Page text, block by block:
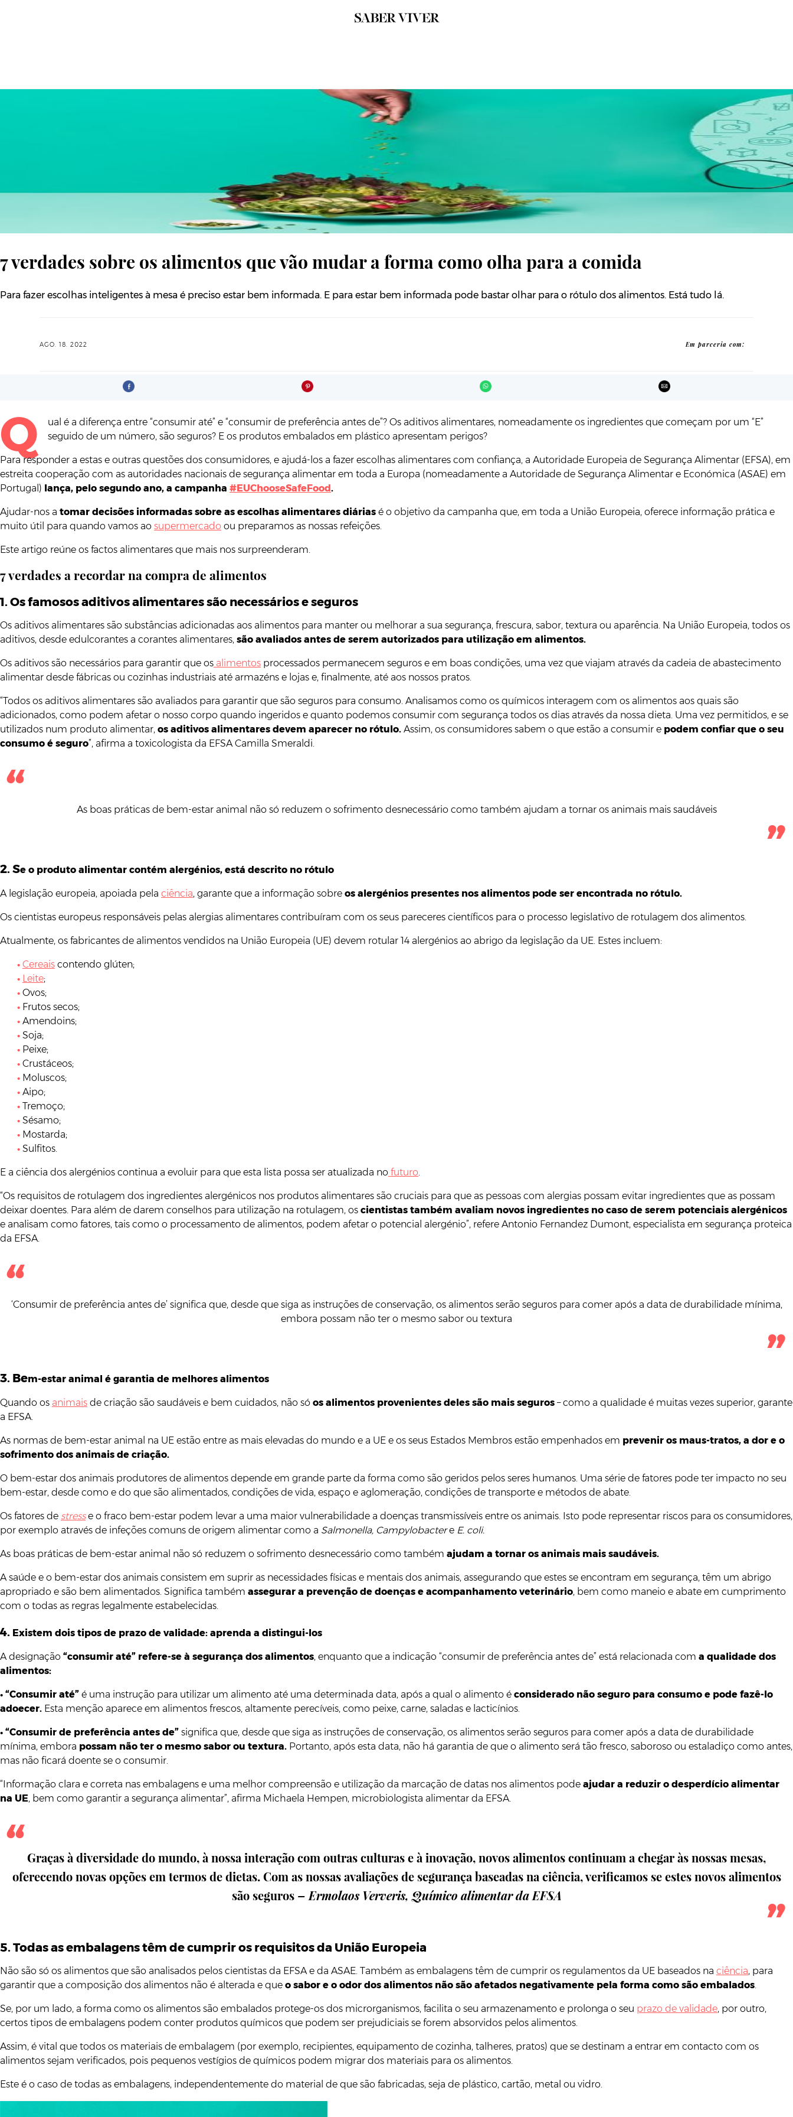
7 verdades sobre os alimentos que vão mudar a forma como olha para a comida
Para fazer escolhas inteligentes à mesa é preciso estar bem informada. E para estar bem informada pode bastar olhar para o rótulo dos alimentos. Está tudo lá.
AGO. 18. 2022 Em parceria com:
Q
ual é a diferença entre “consumir até” e “consumir de preferência antes de”? Os aditivos alimentares, nomeadamente os ingredientes que começam por um “E”
seguido de um número, são seguros? E os produtos embalados em plástico apresentam perigos?
Para responder a estas e outras questões dos consumidores, e ajudá-los a fazer escolhas alimentares com confiança, a Autoridade Europeia de Segurança Alimentar (EFSA), em
estreita cooperação com as autoridades nacionais de segurança alimentar em toda a Europa (nomeadamente a Autoridade de Segurança Alimentar e Económica (ASAE) em
Portugal) lança, pelo segundo ano, a campanha #EUChooseSafeFood.
Ajudar-nos a tomar decisões informadas sobre as escolhas alimentares diárias é o objetivo da campanha que, em toda a União Europeia, oferece informação prática e
muito útil para quando vamos ao supermercado ou preparamos as nossas refeições.
Este artigo reúne os factos alimentares que mais nos surpreenderam.
7 verdades a recordar na compra de alimentos
1. Os famosos aditivos alimentares são necessários e seguros
Os aditivos alimentares são substâncias adicionadas aos alimentos para manter ou melhorar a sua segurança, frescura, sabor, textura ou aparência. Na União Europeia, todos os
aditivos, desde edulcorantes a corantes alimentares, são avaliados antes de serem autorizados para utilização em alimentos.
Os aditivos são necessários para garantir que os alimentos processados permanecem seguros e em boas condições, uma vez que viajam através da cadeia de abastecimento
alimentar desde fábricas ou cozinhas industriais até armazéns e lojas e, finalmente, até aos nossos pratos.
“Todos os aditivos alimentares são avaliados para garantir que são seguros para consumo. Analisamos como os químicos interagem com os alimentos aos quais são
adicionados, como podem afetar o nosso corpo quando ingeridos e quanto podemos consumir com segurança todos os dias através da nossa dieta. Uma vez permitidos, e se
utilizados num produto alimentar, os aditivos alimentares devem aparecer no rótulo. Assim, os consumidores sabem o que estão a consumir e podem confiar que o seu
consumo é seguro”, afirma a toxicologista da EFSA Camilla Smeraldi.
As boas práticas de bem-estar animal não só reduzem o sofrimento desnecessário como também ajudam a tornar os animais mais saudáveis
2. Se o produto alimentar contém alergénios, está descrito no rótulo
A legislação europeia, apoiada pela ciência, garante que a informação sobre os alergénios presentes nos alimentos pode ser encontrada no rótulo.
Os cientistas europeus responsáveis pelas alergias alimentares contribuíram com os seus pareceres científicos para o processo legislativo de rotulagem dos alimentos.
Atualmente, os fabricantes de alimentos vendidos na União Europeia (UE) devem rotular 14 alergénios ao abrigo da legislação da UE. Estes incluem:
Cereaiscontendo glúten;
Leite;
Ovos;
Frutos secos;
Amendoins;
Soja;
Peixe;
Crustáceos;
Moluscos;
Aipo;
Tremoço;
Sésamo;
Mostarda;
Sulfitos.
E a ciência dos alergénios continua a evoluir para que esta lista possa ser atualizada no futuro.
“Os requisitos de rotulagem dos ingredientes alergénicos nos produtos alimentares são cruciais para que as pessoas com alergias possam evitar ingredientes que as possam
deixar doentes. Para além de darem conselhos para utilização na rotulagem, os cientistas também avaliam novos ingredientes no caso de serem potenciais alergénicos
e analisam como fatores, tais como o processamento de alimentos, podem afetar o potencial alergénio”, refere Antonio Fernandez Dumont, especialista em segurança proteica
da EFSA.
‘Consumir de preferência antes de’ significa que, desde que siga as instruções de conservação, os alimentos serão seguros para comer após a data de durabilidade mínima,
embora possam não ter o mesmo sabor ou textura
3. Bem-estar animal é garantia de melhores alimentos
Quando os animais de criação são saudáveis e bem cuidados, não só os alimentos provenientes deles são mais seguros – como a qualidade é muitas vezes superior, garante
a EFSA.
As normas de bem-estar animal na UE estão entre as mais elevadas do mundo e a UE e os seus Estados Membros estão empenhados em prevenir os maus-tratos, a dor e o
sofrimento dos animais de criação.
O bem-estar dos animais produtores de alimentos depende em grande parte da forma como são geridos pelos seres humanos. Uma série de fatores pode ter impacto no seu
bem-estar, desde como e do que são alimentados, condições de vida, espaço e aglomeração, condições de transporte e métodos de abate.
Os fatores de stress e o fraco bem-estar podem levar a uma maior vulnerabilidade a doenças transmissíveis entre os animais. Isto pode representar riscos para os consumidores,
por exemplo através de infeções comuns de origem alimentar como a Salmonella, Campylobactere E. coli.
As boas práticas de bem-estar animal não só reduzem o sofrimento desnecessário como também ajudam a tornar os animais mais saudáveis.
A saúde e o bem-estar dos animais consistem em suprir as necessidades físicas e mentais dos animais, assegurando que estes se encontram em segurança, têm um abrigo
apropriado e são bem alimentados. Significa também assegurar a prevenção de doenças e acompanhamento veterinário, bem como maneio e abate em cumprimento
com o todas as regras legalmente estabelecidas.
4. Existem dois tipos de prazo de validade: aprenda a distingui-los
A designação “consumir até” refere-se à segurança dos alimentos, enquanto que a indicação “consumir de preferência antes de” está relacionada com a qualidade dos
alimentos:
• “Consumir até” é uma instrução para utilizar um alimento até uma determinada data, após a qual o alimento é considerado não seguro para consumo e pode fazê-lo
adoecer. Esta menção aparece em alimentos frescos, altamente perecíveis, como peixe, carne, saladas e lacticínios.
• “Consumir de preferência antes de” significa que, desde que siga as instruções de conservação, os alimentos serão seguros para comer após a data de durabilidade
mínima, embora possam não ter o mesmo sabor ou textura. Portanto, após esta data, não há garantia de que o alimento será tão fresco, saboroso ou estaladiço como antes,
mas não ficará doente se o consumir.
“Informação clara e correta nas embalagens e uma melhor compreensão e utilização da marcação de datas nos alimentos pode ajudar a reduzir o desperdício alimentar
na UE, bem como garantir a segurança alimentar”, afirma Michaela Hempen, microbiologista alimentar da EFSA.
Graças à diversidade do mundo, à nossa interação com outras culturas e à inovação, novos alimentos continuam a chegar às nossas mesas,
oferecendo novas opções em termos de dietas. Com as nossas avaliações de segurança baseadas na ciência, verificamos se estes novos alimentos
são seguros– Ermolaos Ververis, Químico alimentar da EFSA
5. Todas as embalagens têm de cumprir os requisitos da União Europeia
Não são só os alimentos que são analisados pelos cientistas da EFSA e da ASAE. Também as embalagens têm de cumprir os regulamentos da UE baseados na ciência, para
garantir que a composição dos alimentos não é alterada e que o sabor e o odor dos alimentos não são afetados negativamente pela forma como são embalados.
Se, por um lado, a forma como os alimentos são embalados protege-os dos microrganismos, facilita o seu armazenamento e prolonga o seu prazo de validade, por outro,
certos tipos de embalagens podem conter produtos químicos que podem ser prejudiciais se forem absorvidos pelos alimentos.
Assim, é vital que todos os materiais de embalagem (por exemplo, recipientes, equipamento de cozinha, talheres, pratos) que se destinam a entrar em contacto com os
alimentos sejam verificados, pois pequenos vestígios de químicos podem migrar dos materiais para os alimentos.
Este é o caso de todas as embalagens, independentemente do material de que são fabricadas, seja de plástico, cartão, metal ou vidro.